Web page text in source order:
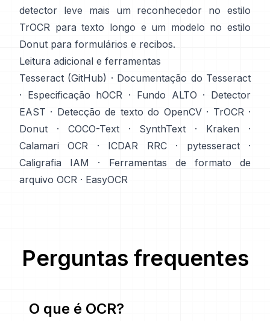
detector leve mais um reconhecedor no estilo
TrOCR para texto longo e um modelo no estilo
Donut para formulários e recibos.
Leitura adicional e ferramentas
Tesseract (GitHub) · Documentação do Tesseract
· Especificação hOCR · Fundo ALTO · Detector
EAST · Detecção de texto do OpenCV· TrOCR·
Donut · COCO-Text· SynthText · Kraken ·
Calamari OCR · ICDAR RRC· pytesseract·
Caligrafia IAM
· Ferramentas de formato de
arquivo OCR · EasyOCR
Perguntas frequentes
O que é OCR?